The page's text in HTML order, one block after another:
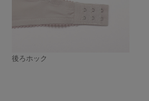
後ろホック